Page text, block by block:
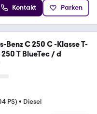
Kontakt Parken
Benz C 250 C -Klasse T-
T BlueTec / d
PS) • Diesel